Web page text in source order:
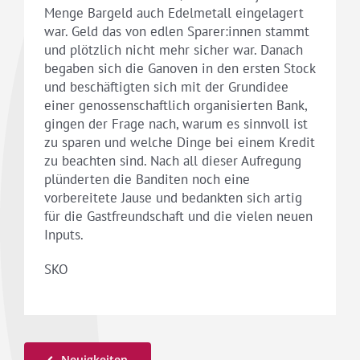
Menge Bargeld auch Edelmetall eingelagert
war. Geld das von edlen Sparer:innen stammt
und plötzlich nicht mehr sicher war. Danach
begaben sich die Ganoven in den ersten Stock
und beschäftigten sich mit der Grundidee
einer genossenschaftlich organisierten Bank,
gingen der Frage nach, warum es sinnvoll ist
zu sparen und welche Dinge bei einem Kredit
zu beachten sind. Nach all dieser Aufregung
plünderten die Banditen noch eine
vorbereitete Jause und bedankten sich artig
für die Gastfreundschaft und die vielen neuen
Inputs.
SKO